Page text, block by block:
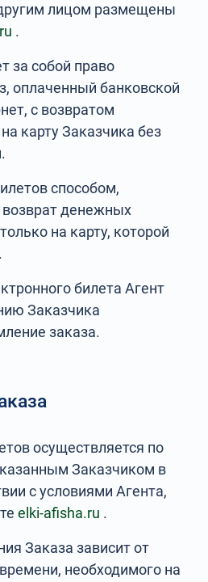
лицом размещены
.
за собой право
оплаченный банковской
с возвратом
карту Заказчика без
способом,
денежных
на карту, которой
билета Агент
Заказчика
заказа.
осуществляется по
Заказчиком в
с условиями Агента,
elki-afisha.ru .
Заказа зависит от
необходимого на